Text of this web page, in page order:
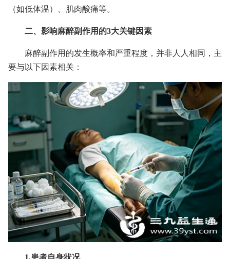
（如低体温）、肌肉酸痛等。
二、影响麻醉副作用的3大关键因素
麻醉副作用的发生概率和严重程度，并非人人相同，主
要与以下因素相关：
1.患者自身状况